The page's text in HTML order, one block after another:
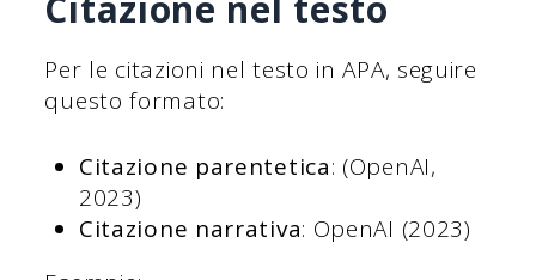
Per le citazioni nel testo in APA, seguire
questo formato:
Citazione parentetica: (OpenAI,
2023)
Citazione narrativa: OpenAI (2023)